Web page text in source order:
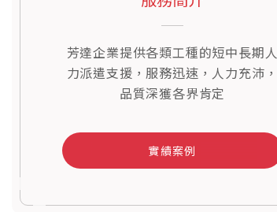
芳達企業提供各類工種的短中長期人
力派遣支援，服務迅速，人力充沛，
品質深獲各界肯定
實績案例